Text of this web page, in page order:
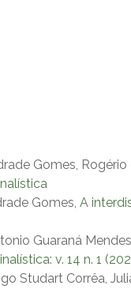
Gomes,
Gomes, A
Guaraná
v. 14 n. 1
Studart Corrêa,